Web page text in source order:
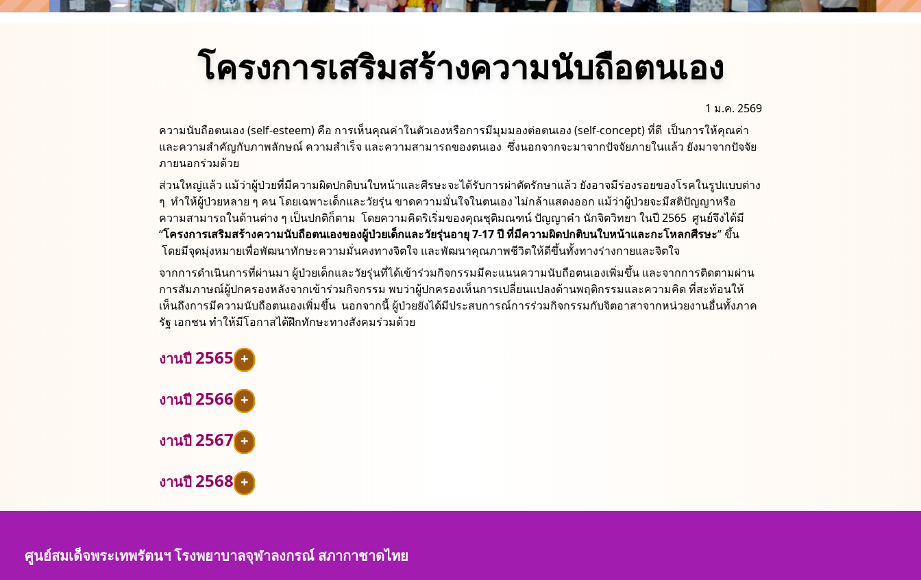
โครงการเสริมสร้างความนับถือตนเอง
1 ม.ค. 2569
ความนับถือตนเอง (self-esteem) คือ การเห็นคุณค่าในตัวเองหรือการมีมุมมองต่อตนเอง (self-concept) ที่ดี เป็นการให้คุณค่า
และความสําคัญกับภาพลักษณ์ ความสําเร็จ และความสามารถของตนเอง ซึ่งนอกจากจะมาจากปัจจัยภายในแล้ว ยังมาจากปัจจัย
ภายนอกร่วมด้วย
ส่วนใหญ่แล้ว แม้ว่าผู้ป่วยที่มีความผิดปกติบนใบหน้าและศีรษะจะได้รับการผ่าตัดรักษาแล้ว ยังอาจมีร่องรอยของโรคในรูปแบบต่าง
ๆ ทําให้ผู้ป่วยหลาย ๆ คน โดยเฉพาะเด็กและวัยรุ่น ขาดความมั่นใจในตนเอง ไม่กล้าแสดงออก แม้ว่าผู้ป่วยจะมีสติปัญญาหรือ
ความสามารถในด้านต่าง ๆ เป็นปกติก็ตาม โดยความคิดริเริ่มของคุณชุติมณฑน์ ปัญญาคำ นักจิตวิทยา ในปี 2565 ศูนย์จึงได้มี
“โครงการเสริมสร้างความนับถือตนเองของผู้ป่วยเด็กและวัยรุ่นอายุ 7-17 ปี ที่มีความผิดปกติบนใบหน้าและกะโหลกศีรษะ” ขึ้น
โดยมีจุดมุ่งหมายเพื่อพัฒนาทักษะความมั่นคงทางจิตใจ และพัฒนาคุณภาพชีวิตให้ดีขึ้นทั้งทางร่างกายและจิตใจ
จากการดำเนินการที่ผ่านมา ผู้ป่วยเด็กและวัยรุ่นที่ได้เข้าร่วมกิจกรรมมีคะแนนความนับถือตนเองเพิ่มขึ้น และจากการติดตามผ่าน
การสัมภาษณ์ผู้ปกครองหลังจากเข้าร่วมกิจกรรม พบว่าผู้ปกครองเห็นการเปลี่ยนแปลงด้านพฤติกรรมและความคิด ที่สะท้อนให้
เห็นถึงการมีความนับถือตนเองเพิ่มขึ้น นอกจากนี้ ผู้ป่วยยังได้มีประสบการณ์การร่วมกิจกรรมกับจิตอาสาจากหน่วยงานอื่นทั้งภาค
รัฐ เอกชน ทําให้มีโอกาสได้ฝึกทักษะทางสังคมร่วมด้วย
งานปี 2565 +
งานปี 2566 +
งานปี 2567 +
งานปี 2568 +
ศูนย์สมเด็จพระเทพรัตนฯ โรงพยาบาลจุฬาลงกรณ์ สภากาชาดไทย